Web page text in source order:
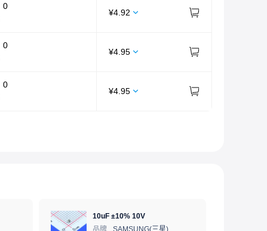
0
¥4.92
0
¥4.95
0
¥4.95
10uF ±10% 10V
品牌
SAMSUNG(三星)